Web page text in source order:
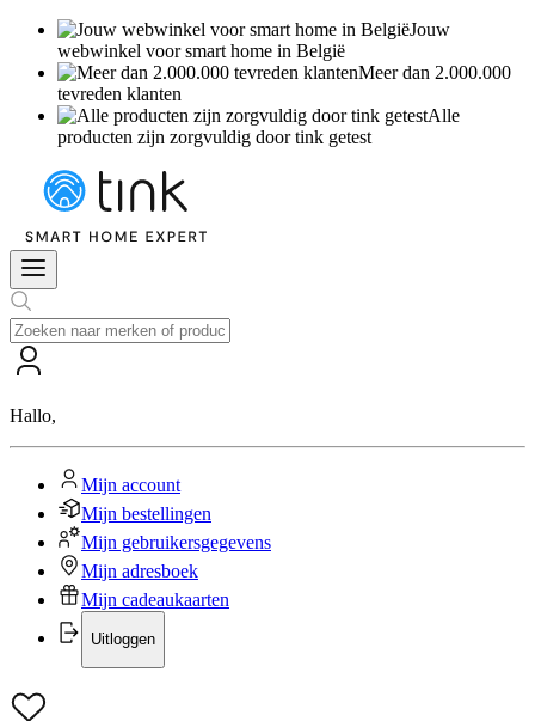
Jouw
webwinkel voor smart home in België
Meer dan 2.000.000
tevreden klanten
Alle
producten zijn zorgvuldig door tink getest
Hallo,
Mijn account
Mijn bestellingen
Mijn gebruikersgegevens
Mijn adresboek
Mijn cadeaukaarten
Uitloggen